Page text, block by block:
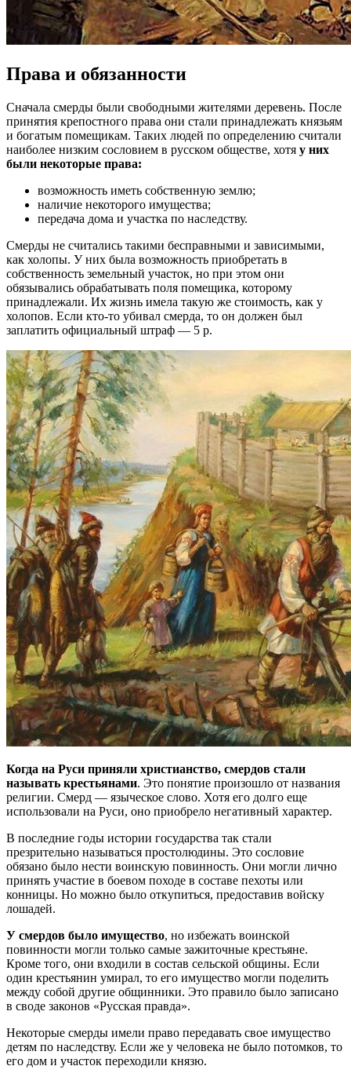
Права и обязанности
Сначала смерды были свободными жителями деревень. После
принятия крепостного права они стали принадлежать князьям
и богатым помещикам. Таких людей по определению считали
наиболее низким сословием в русском обществе, хотя у них
были некоторые права:
возможность иметь собственную землю;
наличие некоторого имущества;
передача дома и участка по наследству.
Смерды не считались такими бесправными и зависимыми,
как холопы. У них была возможность приобретать в
собственность земельный участок, но при этом они
обязывались обрабатывать поля помещика, которому
принадлежали. Их жизнь имела такую же стоимость, как у
холопов. Если кто-то убивал смерда, то он должен был
заплатить официальный штраф — 5 р.
Когда на Руси приняли христианство, смердов стали
называть крестьянами. Это понятие произошло от названия
религии. Смерд — языческое слово. Хотя его долго еще
использовали на Руси, оно приобрело негативный характер.
В последние годы истории государства так стали
презрительно называться простолюдины. Это сословие
обязано было нести воинскую повинность. Они могли лично
принять участие в боевом походе в составе пехоты или
конницы. Но можно было откупиться, предоставив войску
лошадей.
У смердов было имущество, но избежать воинской
повинности могли только самые зажиточные крестьяне.
Кроме того, они входили в состав сельской общины. Если
один крестьянин умирал, то его имущество могли поделить
между собой другие общинники. Это правило было записано
в своде законов «Русская правда».
Некоторые смерды имели право передавать свое имущество
детям по наследству. Если же у человека не было потомков, то
его дом и участок переходили князю.